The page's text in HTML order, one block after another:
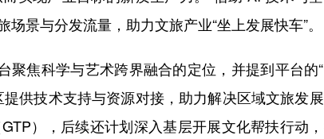
景与分发流量，助力文旅产业“坐上发展快车”。
焦科学与艺术跨界融合的定位，并提到平台的
供技术支持与资源对接，助力解决区域文旅发
），后续还计划深入基层开展文化帮扶行动